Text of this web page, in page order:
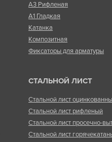
А3 Рифленая
А1 Гладкая
Катанка
Композитная
Фиксаторы для арматуры
СТАЛЬНОЙ ЛИСТ
Стальной лист
Стальной лист рифленый
Стальной лист просечно-
Стальной лист